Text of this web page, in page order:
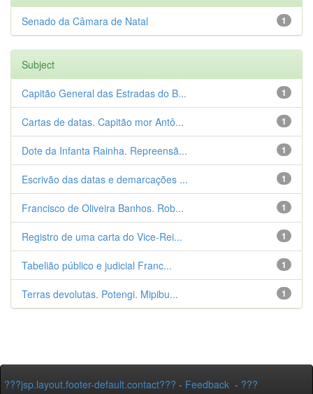
1
Senado da Câmara de Natal
Subject
1
Capitão General das Estradas do B...
1
Cartas de datas. Capitão mor Antô...
1
Dote da Infanta Rainha. Repreensã...
1
Escrivão das datas e demarcações ...
1
Francisco de Oliveira Banhos. Rob...
1
Registro de uma carta do Vice-Rei...
1
Tabelião público e judicial Franc...
1
Terras devolutas. Potengi. Mipibu...
???jsp.layout.footer-default.contact??? - Feedback - ???